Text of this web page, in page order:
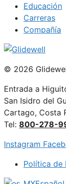
Educación
Carreras
Compañía
© 2026
Entrada a
San Isidro del
Cartago, Costa
Tel: 800-278-
Instagram
Política de